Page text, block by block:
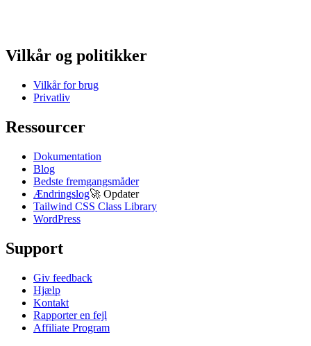
Vilkår og politikker
Vilkår for brug
Privatliv
Ressourcer
Dokumentation
Blog
Bedste fremgangsmåder
Ændringslog🚀 Opdater
Tailwind CSS Class Library
WordPress
Support
Giv feedback
Hjælp
Kontakt
Rapporter en fejl
Affiliate Program